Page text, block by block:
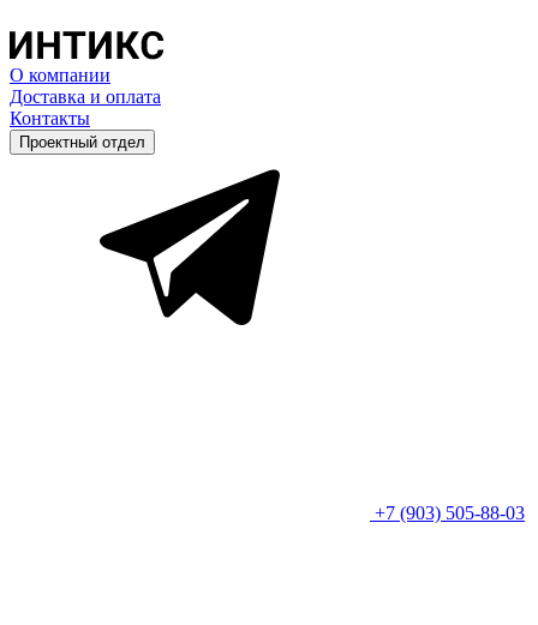
О компании
Доставка и оплата
Контакты
Проектный отдел
+7 (903) 505-88-03